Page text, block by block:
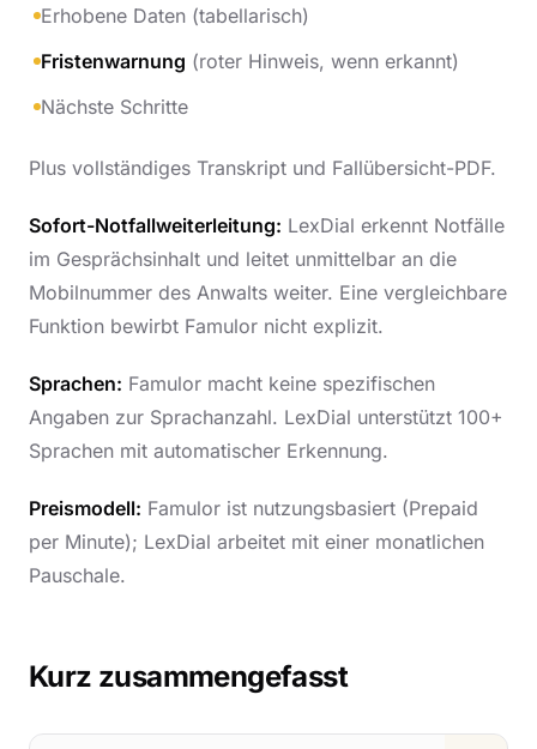
Erhobene Daten (tabellarisch)
Fristenwarnung (roter Hinweis, wenn erkannt)
Nächste Schritte
Plus vollständiges Transkript und Fallübersicht-PDF.
Sofort-Notfallweiterleitung: LexDial erkennt Notfälle
im Gesprächsinhalt und leitet unmittelbar an die
Mobilnummer des Anwalts weiter. Eine vergleichbare
Funktion bewirbt Famulor nicht explizit.
Sprachen: Famulor macht keine spezifischen
Angaben zur Sprachanzahl. LexDial unterstützt 100+
Sprachen mit automatischer Erkennung.
Preismodell: Famulor ist nutzungsbasiert (Prepaid
per Minute); LexDial arbeitet mit einer monatlichen
Pauschale.
Kurz zusammengefasst